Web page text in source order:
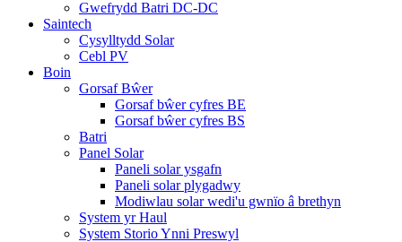
Gwefrydd Batri DC-DC
Saintech
Cysylltydd Solar
Cebl PV
Boin
Gorsaf Bŵer
Gorsaf bŵer cyfres BE
Gorsaf bŵer cyfres BS
Batri
Panel Solar
Paneli solar ysgafn
Paneli solar plygadwy
Modiwlau solar wedi'u gwnïo â brethyn
System yr Haul
System Storio Ynni Preswyl